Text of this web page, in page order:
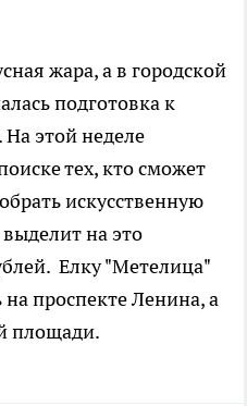
жара, а в городской
подготовкак
этой неделе
искетех, кто сможет
искусственную
выделит на это
Елку "Метелица"
проспекте Ленина, а
площади.